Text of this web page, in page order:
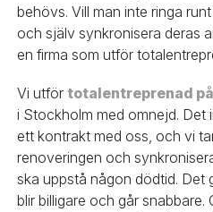
behövs. Vill man inte ringa
och själv synkronisera deras
en firma som utför
Vi utför totalentreprenad
i Stockholm med omnejd. Det
ett kontrakt med oss, och vi
renoveringen och
ska uppstå någon dödtid. Det
blir billigare och går snabbare.